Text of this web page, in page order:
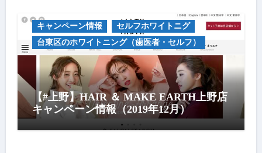
キャンペーン情報
セルフホワイトニグ
台東区のホワイトニング（歯医者・セルフ）
【#上野】HAIR ＆ MAKE EARTH上野店
キャンペーン情報（2019年12月）